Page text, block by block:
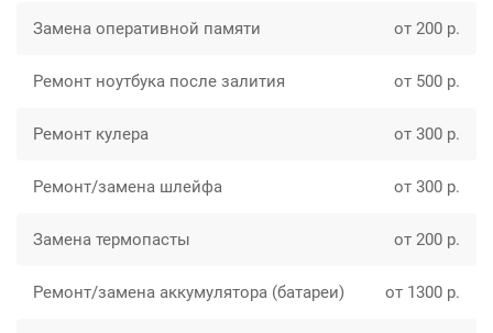
Замена оперативной памяти от 200 р.
Ремонт ноутбука после залития от 500 р.
Ремонт кулера от 300 р.
Ремонт/замена шлейфа от 300 р.
Замена термопасты от 200 р.
Ремонт/замена аккумулятора (батареи) от 1300 р.